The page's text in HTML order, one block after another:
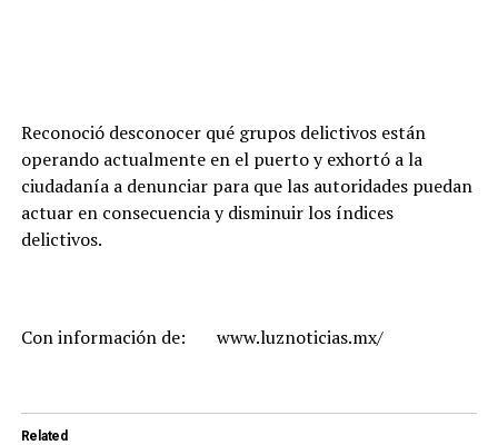
Reconoció desconocer qué grupos delictivos están
operando actualmente en el puerto y exhortó a la
ciudadanía a denunciar para que las autoridades puedan
actuar en consecuencia y disminuir los índices
delictivos.
Con información de: www.luznoticias.mx/
Related